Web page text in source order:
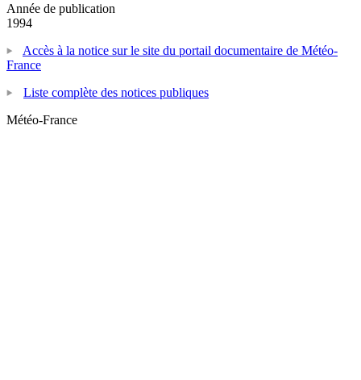
Année de publication
1994
Accès à la notice sur le site du portail documentaire de Météo-
France
Liste complète des notices publiques
Météo-France